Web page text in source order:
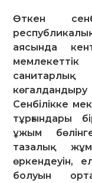
Өткен
аясында
Сенбілікке
тұрғындары
ұжым
тазалық
өркендеуін,
болуын